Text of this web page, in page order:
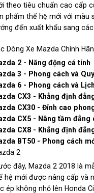
theo tiêu chuẩn cao cấp
phẩm thế hệ mới với màu
đến xuất khẩu sang
Dòng Xe Mazda Chính
2 - Năng động cá tính
3 - Phong cách và
6 - Phong cách và
CX3 - Khẳng định
CX30 - Đỉnh cao
CX5 - Nâng tầm đẳng
CX8 - Khẳng định
BT50 - Phong cách
2
đây, Mazda 2 2018 là
hệ mới được nâng cấp và
ép không nhỏ lên Honda